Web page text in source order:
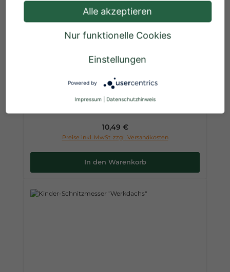
Regulärer Preis:
10,49 €
Preise inkl. MwSt. zzgl. Versandkosten
In den Warenkorb
Alle akzeptieren
Nur funktionelle Cookies
Einstellungen
Powered by
Impressum Datenschutzhinweis